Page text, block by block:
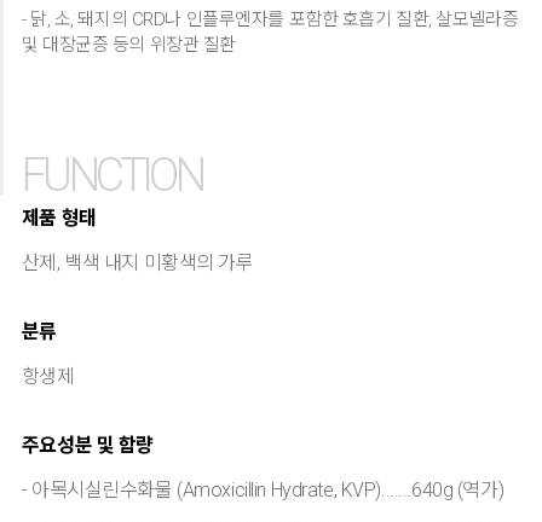
- 닭, 소, 돼지의 CRD나 인플루엔자를 포함한 호흡기 질환, 살모넬라증
및 대장균증 등의 위장관 질환
FUNCTION
제품 형태
산제, 백색 내지 미황색의 가루
분류
항생제
주요성분 및 함량
- 아목시실린수화물 (Amoxicillin Hydrate, KVP).......640g (역가)